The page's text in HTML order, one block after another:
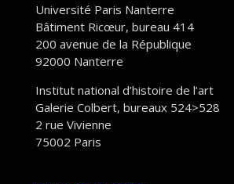
Université Paris Nanterre
Bâtiment Ricœur, bureau 414
200 avenue de la République
92000 Nanterre
Institut national d’histoire de l’art
Galerie Colbert, bureaux 524>528
2 rue Vivienne
75002 Paris